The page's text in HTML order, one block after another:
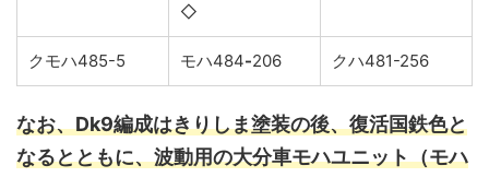
◇
クモハ485-5 モハ484-206 クハ481-256
なお、Dk9編成はきりしま塗装の後、復活国鉄色と
なるとともに、波動用の大分車モハユニット（モハ